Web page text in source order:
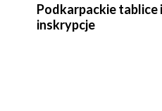
Podkarpackie tablice i
inskrypcje